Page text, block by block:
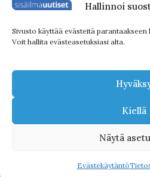
Hallinnoi
Sivusto käyttää evästeitä
Voit hallita evästeasetuksiasi alta.
Kiellä
Näytä
Evästekäytäntö
Tutustu myös
© 2026 Sisäilmauutiset |